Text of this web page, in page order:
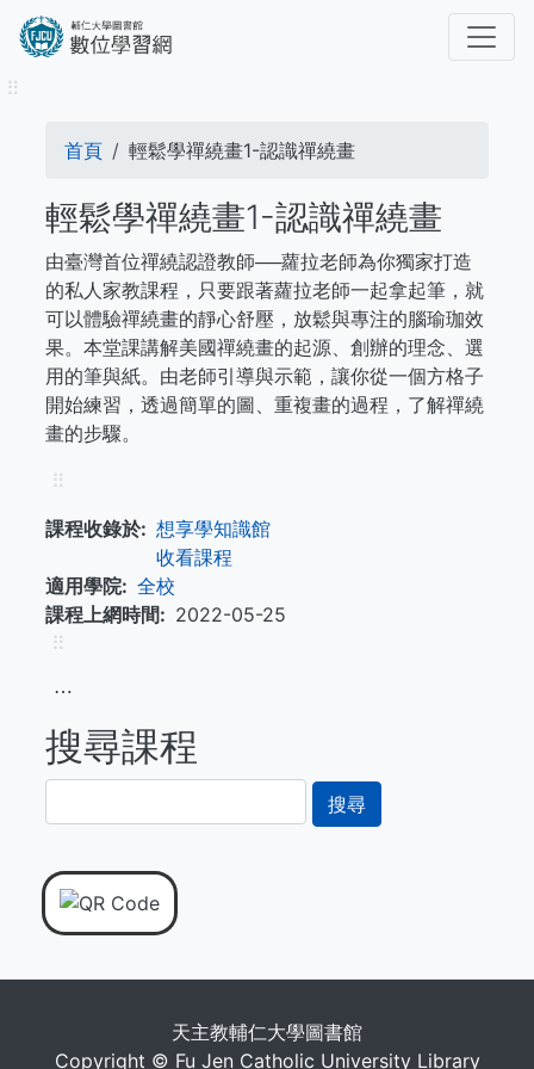
內
⠿
導
航
連
結
首頁 輕鬆學禪繞畫1-認識禪繞畫
輕鬆學禪繞畫1-認識禪繞畫
由臺灣首位禪繞認證教師──蘿拉老師為你獨家打造
的私人家教課程，只要跟著蘿拉老師一起拿起筆，就
可以體驗禪繞畫的靜心舒壓，放鬆與專注的腦瑜珈效
果。本堂課講解美國禪繞畫的起源、創辦的理念、選
用的筆與紙。由老師引導與示範，讓你從一個方格子
開始練習，透過簡單的圖、重複畫的過程，了解禪繞
畫的步驟。
⠿
課程收錄於
想享學知識館
收看課程
適用學院
全校
課程上網時間
2022-05-25
⠿
⋯
搜尋課程
尋
天主教輔仁大學圖書館
Copyright © Fu Jen Catholic University Library